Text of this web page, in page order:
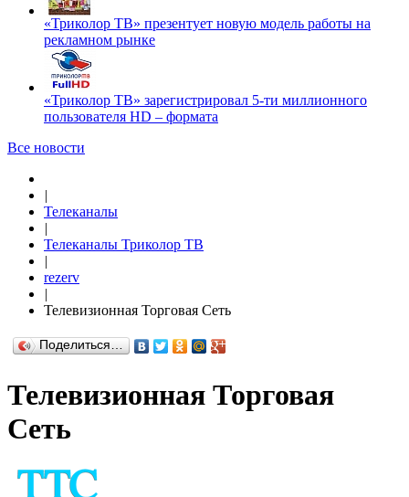
«Триколор ТВ» презентует новую модель работы на
рекламном рынке
«Триколор ТВ» зарегистрировал 5-ти миллионного
пользователя HD – формата
Все новости
|
Телеканалы
|
Телеканалы Триколор ТВ
|
rezerv
|
Телевизионная Торговая Сеть
Поделиться…
Телевизионная Торговая
Сеть